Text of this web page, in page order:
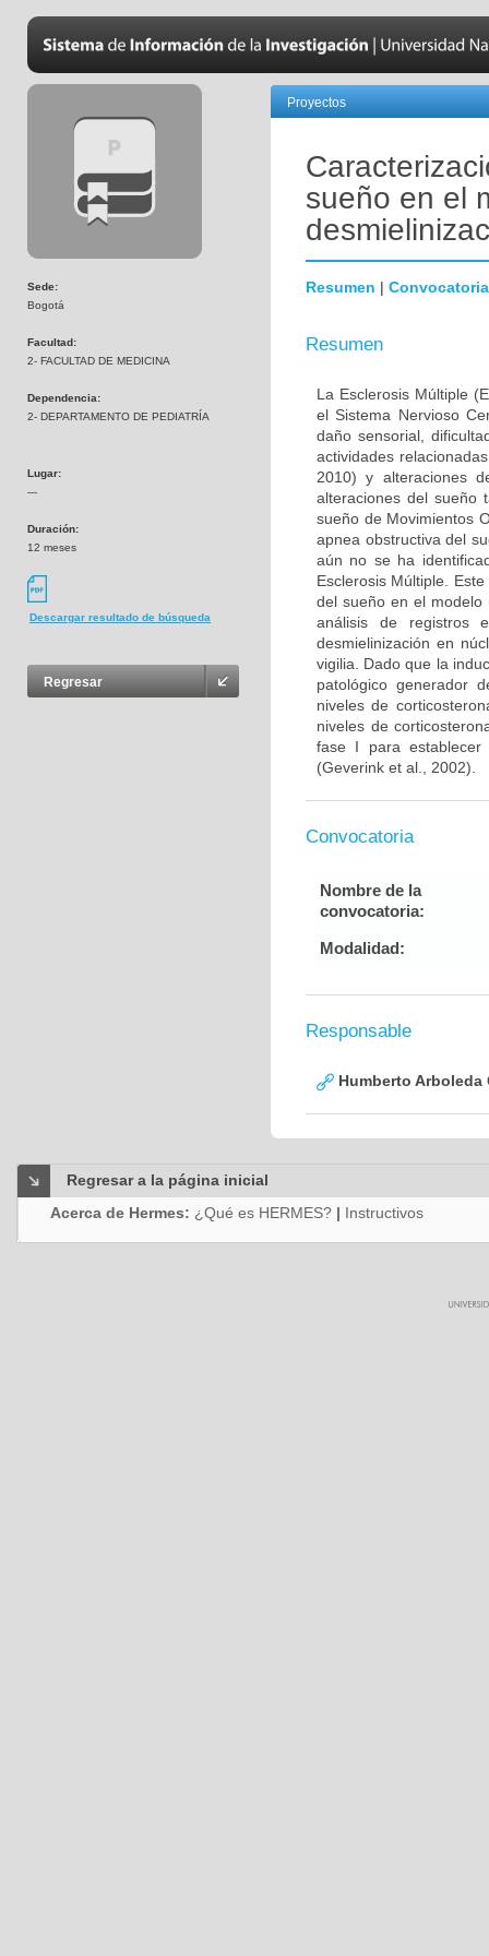
Sede:
Bogotá
Facultad:
2- FACULTAD DE MEDICINA
Dependencia:
2- DEPARTAMENTO DE PEDIATRÍA
Lugar:
---
Duración:
12 meses
Descargar resultado de búsqueda
Regresar
Proyectos
sueño en el
Resumen | Convocatoria
Resumen
La Esclerosis Múltiple
el Sistema Nervioso
daño sensorial,
actividades
2010) y alteraciones
alteraciones del sueño
sueño de Movimientos
apnea obstructiva del
aún no se ha
Esclerosis Múltiple.
del sueño en el modelo
análisis de registros
desmielinización en
vigilia. Dado que la
patológico generador
niveles de
niveles de
fase I para establecer
(Geverink et al., 2002).
Convocatoria
Nombre de la
convocatoria:
Modalidad:
Responsable
Humberto Arboleda
Regresar a la página inicial
Acerca de Hermes: ¿Qué es HERMES? | Instructivos